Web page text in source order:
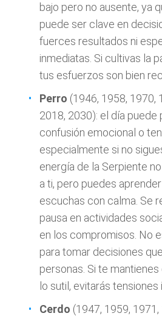
bajo pero no ausente, ya
puede ser clave en
fuerces resultados ni
inmediatas. Si cultivas la
tus esfuerzos son bien
Perro (1946, 1958, 1970,
2018, 2030): el día
confusión emocional o
especialmente si no
energía de la Serpiente
a ti, pero puedes
escuchas con calma. Se
pausa en actividades
en los compromisos. No
para tomar decisiones
personas. Si te
lo sutil, evitarás
Cerdo (1947, 1959,